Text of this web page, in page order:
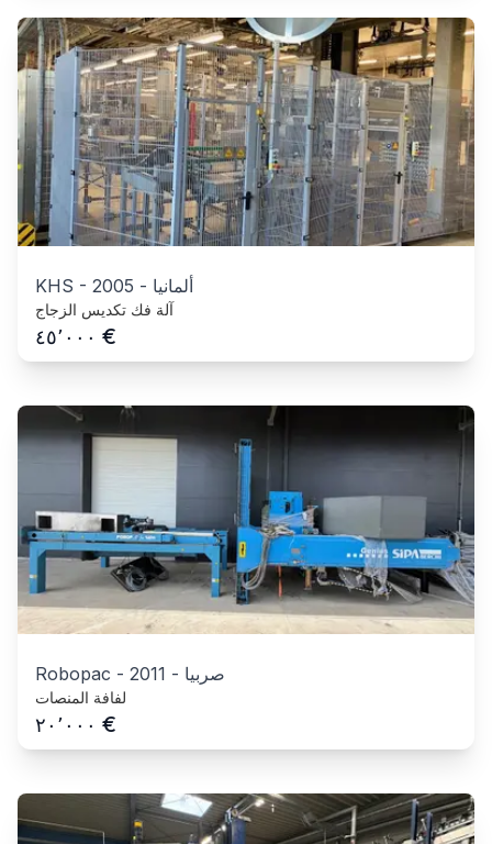
KHS - 2005 - ألمانيا
آلة فك تكديس الزجاج
٤٥٬٠٠٠ €
Robopac - 2011 - صربيا
لفافة المنصات
٢٠٬٠٠٠ €